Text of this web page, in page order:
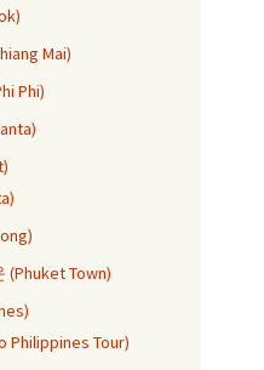
Mai)
Phi)
(Phuket Town)
Philippines Tour)